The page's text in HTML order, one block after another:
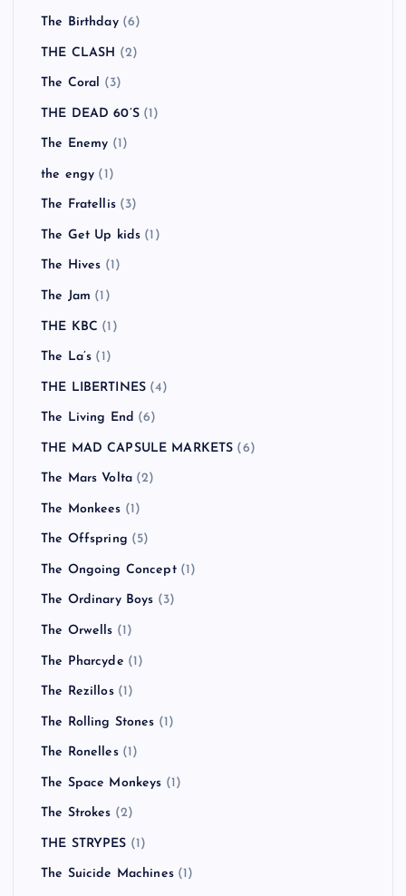
The Birthday(6)
THE CLASH (2)
The Coral (3)
THE DEAD 60’S(1)
The Enemy (1)
the engy (1)
The Fratellis(3)
The Get Up kids (1)
The Hives (1)
The Jam (1)
THE KBC (1)
The La’s (1)
THE LIBERTINES (4)
The Living End (6)
THE MAD CAPSULE MARKETS (6)
The Mars Volta (2)
The Monkees (1)
The Offspring (5)
The Ongoing Concept(1)
The Ordinary Boys (3)
The Orwells (1)
The Pharcyde (1)
The Rezillos(1)
The Rolling Stones (1)
The Ronelles(1)
The Space Monkeys (1)
The Strokes (2)
THE STRYPES (1)
The Suicide Machines(1)